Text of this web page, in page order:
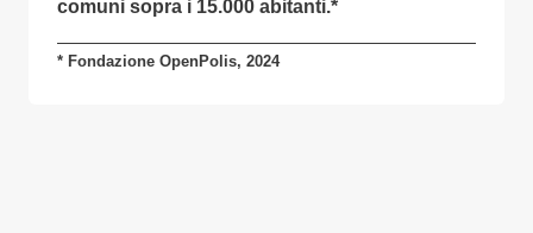
comuni sopra i 15.000 abitanti.*
* Fondazione OpenPolis, 2024